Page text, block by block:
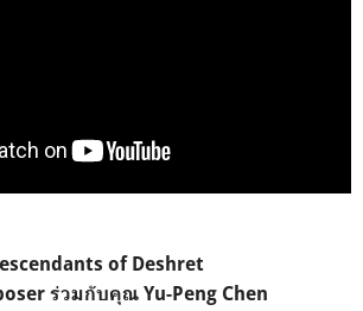
of Deshret
ร่วมกับคุณ Yu-Peng Chen